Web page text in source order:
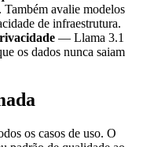
avalie modelos
de infraestrutura.
— Llama 3.1
os dados nunca saiam
os casos de uso. O